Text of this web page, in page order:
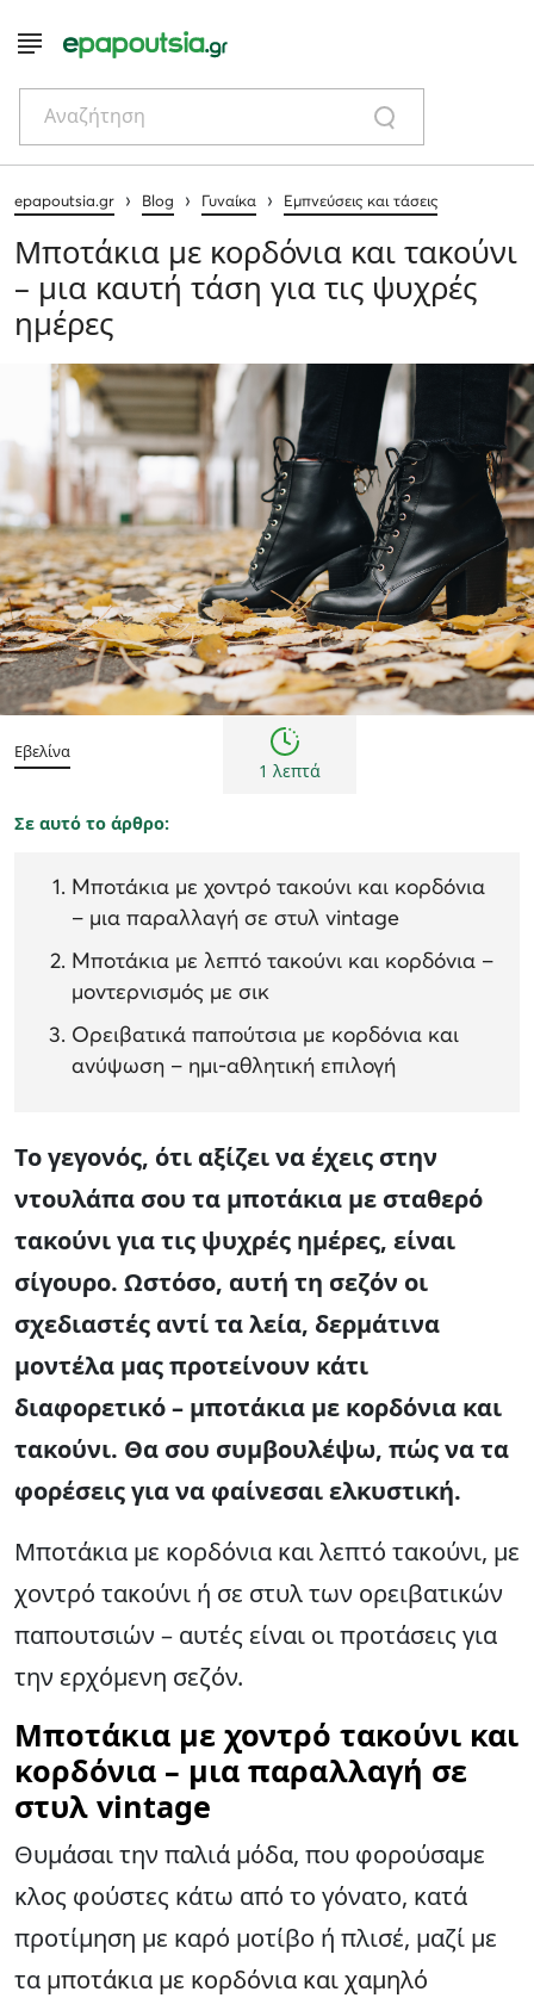
Αναζήτηση
epapoutsia.gr › Blog › Γυναίκα › Εμπνεύσεις και τάσεις
Μποτάκια με κορδόνια και τακούνι
– μια καυτή τάση για τις ψυχρές
ημέρες
Γυναίκα Εμπνεύσεις και τάσεις
Εβελίνα
1 λεπτά
Σε αυτό το άρθρο:
Μποτάκια με χοντρό τακούνι και κορδόνια
– μια παραλλαγή σε στυλ vintage
Μποτάκια με λεπτό τακούνι και κορδόνια –
μοντερνισμός με σικ
Ορειβατικά παπούτσια με κορδόνια και
ανύψωση – ημι-αθλητική επιλογή
Το γεγονός, ότι αξίζει να έχεις στην
ντουλάπα σου τα μποτάκια με σταθερό
τακούνι για τις ψυχρές ημέρες, είναι
σίγουρο. Ωστόσο, αυτή τη σεζόν οι
σχεδιαστές αντί τα λεία, δερμάτινα
μοντέλα μας προτείνουν κάτι
διαφορετικό – μποτάκια με κορδόνια και
τακούνι. Θα σου συμβουλέψω, πώς να τα
φορέσεις για να φαίνεσαι ελκυστική.
Μποτάκια με κορδόνια και λεπτό τακούνι, με
χοντρό τακούνι ή σε στυλ των ορειβατικών
παπουτσιών – αυτές είναι οι προτάσεις για
την ερχόμενη σεζόν.
Μποτάκια με χοντρό τακούνι και
κορδόνια – μια παραλλαγή σε
στυλ vintage
Θυμάσαι την παλιά μόδα, που φορούσαμε
κλος φούστες κάτω από το γόνατο, κατά
προτίμηση με καρό μοτίβο ή πλισέ, μαζί με
τα μποτάκια με κορδόνια και χαμηλό